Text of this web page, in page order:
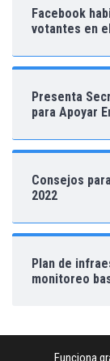
Facebook
votantes en
Presenta
para Apoyar
Consejos
2022
Plan de
monitoreo